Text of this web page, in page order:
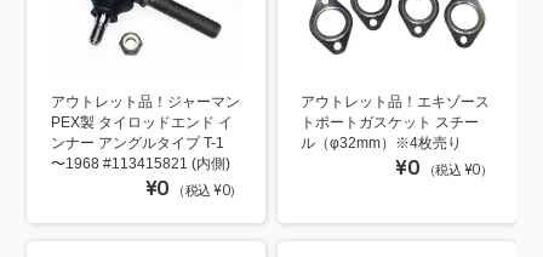
アウトレット品！ジャーマン
PEX製 タイロッドエンド イ
ンナー アングルタイプ T-1
〜1968 #113415821 (内側)
¥0 （税込 ¥0）
アウトレット品！エキゾース
トポートガスケット スチー
ル（φ32mm）※4枚売り
¥0 （税込 ¥0）